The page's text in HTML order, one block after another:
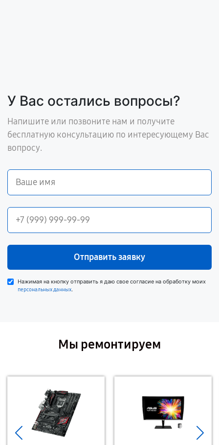
У Вас остались вопросы?
Напишите или позвоните нам и получите
бесплатную консультацию по интересующему Вас
вопросу.
Отправить заявку
Нажимая на кнопку отправить я даю свое согласие на обработку моих
персональных данных.
Мы ремонтируем